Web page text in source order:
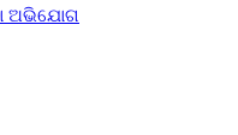
ଅଭିଯୋଗ